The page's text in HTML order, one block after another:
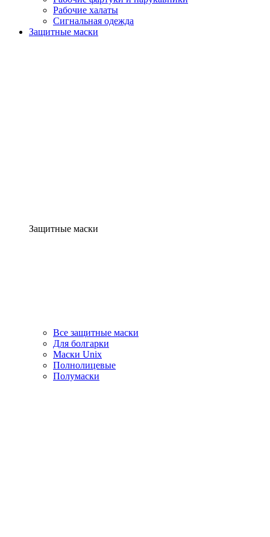
Рабочие халаты
Сигнальная одежда
Защитные маски
Защитные маски
Все защитные маски
Для болгарки
Маски Unix
Полнолицевые
Полумаски